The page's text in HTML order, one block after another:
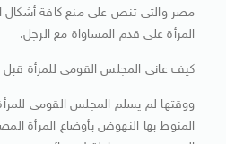
مصر والتى تنص على منع كافة أشكال
المرأة على قدم المساواة مع الرجل.
كيف عانى المجلس القومى للمرأة قبل 30 يونيو :
ووقتها لم يسلم المجلس القومى للمرأة
المنوط بها النهوض بأوضاع المرأة